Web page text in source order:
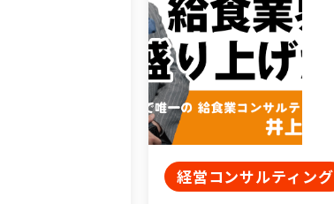
経営コンサルティング